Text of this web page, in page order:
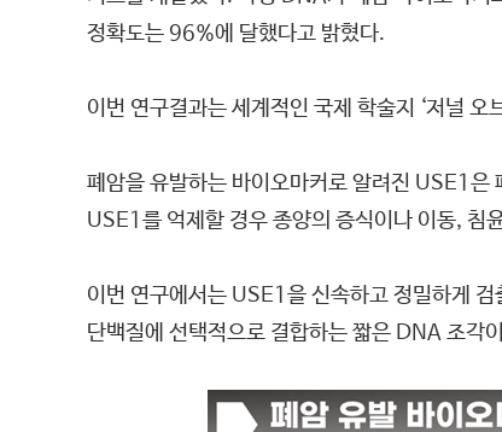
정확도는 96%에 달했다고 밝혔다.
이번 연구결과는 세계적인 국제 학술지 ‘저널
폐암을 유발하는 바이오마커로 알려진 USE1
USE1를 억제할 경우 종양의 증식이나 이동, 침
이번 연구에서는 USE1을 신속하고 정밀하게
단백질에 선택적으로 결합하는 짧은 DNA 조각